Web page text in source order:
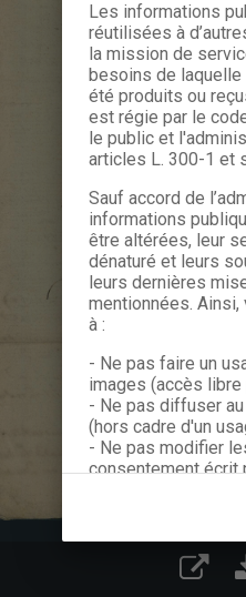
Les informations
réutilisées à
la mission de
besoins de
été produits ou
est régie par le
le public et
articles L. 300-1 et
Sauf accord de
informations
être altérées, leur
dénaturé et leurs
leurs dernières
mentionnées.
à :
- Ne pas faire un
images (accès
- Ne pas diffuser
(hors cadre d'un
- Ne pas modifier
consentement écrit
Dans le cas
à nous contacter
de Licence
proposées et le